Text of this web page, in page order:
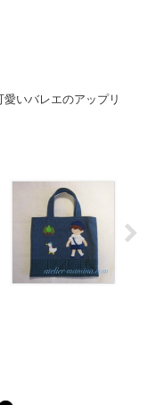
いバレエのアップリ